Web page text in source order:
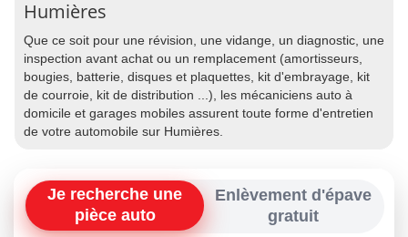
Humières
Que ce soit pour une révision, une vidange, un diagnostic, une
inspection avant achat ou un remplacement (amortisseurs,
bougies, batterie, disques et plaquettes, kit d'embrayage, kit
de courroie, kit de distribution ...), les mécaniciens auto à
domicile et garages mobiles assurent toute forme d'entretien
de votre automobile sur Humières.
Je recherche une
pièce auto
Enlèvement d'épave
gratuit